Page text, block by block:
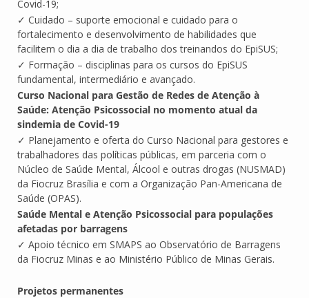
Covid-19;
✓ Cuidado – suporte emocional e cuidado para o
fortalecimento e desenvolvimento de habilidades que
facilitem o dia a dia de trabalho dos treinandos do EpiSUS;
✓ Formação – disciplinas para os cursos do EpiSUS
fundamental, intermediário e avançado.
Curso Nacional para Gestão de Redes de Atenção à
Saúde: Atenção Psicossocial no momento atual da
sindemia de Covid-19
✓ Planejamento e oferta do Curso Nacional para gestores e
trabalhadores das políticas públicas, em parceria com o
Núcleo de Saúde Mental, Álcool e outras drogas (NUSMAD)
da Fiocruz Brasília e com a Organização Pan-Americana de
Saúde (OPAS).
Saúde Mental e Atenção Psicossocial para populações
afetadas por barragens
✓ Apoio técnico em SMAPS ao Observatório de Barragens
da Fiocruz Minas e ao Ministério Público de Minas Gerais.
Projetos permanentes